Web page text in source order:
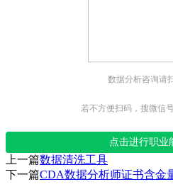
数据分析咨询请
若不方便扫码，搜微信
点击进行职业
上一篇数据清洗工具
下一篇CDA数据分析师证书含金